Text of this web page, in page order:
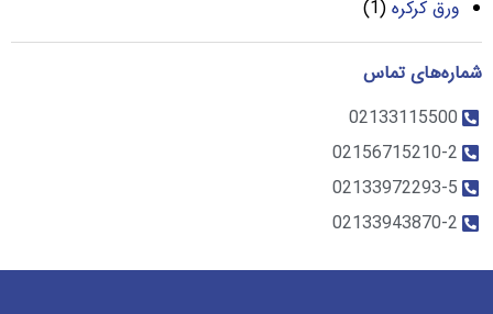
ورق کرکره (1)
شماره‌های تماس
02133115500
02156715210-2
02133972293-5
02133943870-2